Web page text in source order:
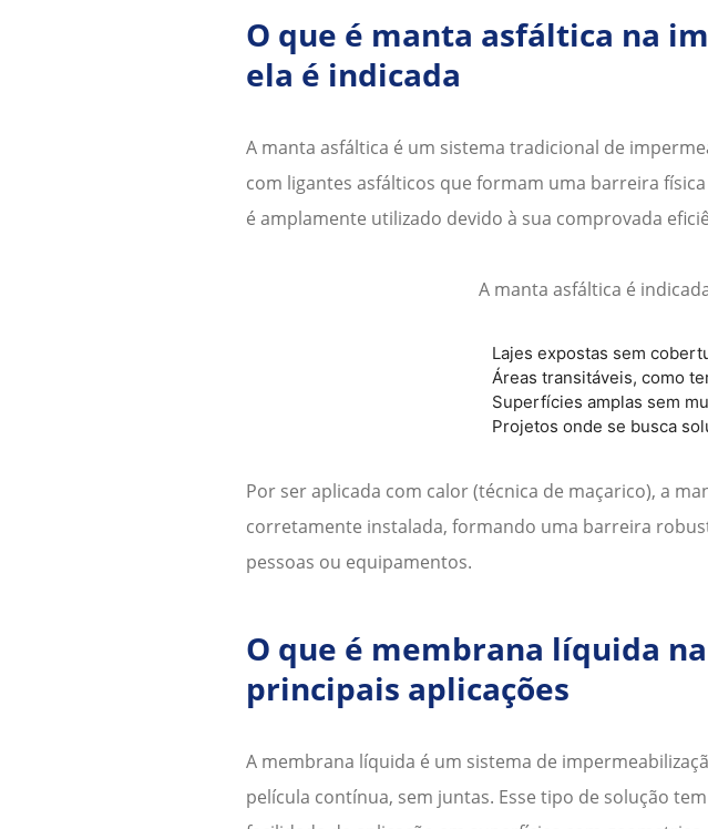
O que é manta asfáltica na
ela é indicada
A manta asfáltica é um sistema tradicional de
com ligantes asfálticos que formam uma barreira
é amplamente utilizado devido à sua comprovada
A manta asfáltica é
Lajes expostas sem
Áreas transitáveis, como
Superfícies amplas sem
Projetos onde se busca
Por ser aplicada com calor (técnica de maçarico), a
corretamente instalada, formando uma barreira
pessoas ou equipamentos.
O que é membrana líquida na
principais aplicações
A membrana líquida é um sistema de
película contínua, sem juntas. Esse tipo de solução